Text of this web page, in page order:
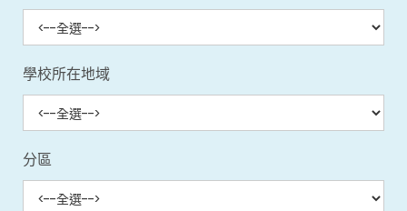
學校所在地域
分區